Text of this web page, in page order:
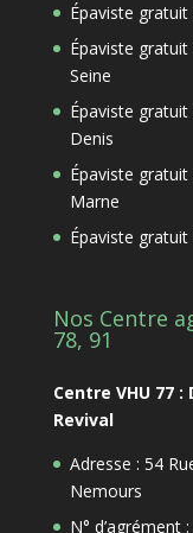
Épaviste gratuit
Épaviste
Seine
Épaviste
Denis
Épaviste gratuit
Marne
Épaviste gratuit
Nos Centre
78, 91
Centre VHU 77
Revival
Adresse : 54
Nemours
N° d’agrément